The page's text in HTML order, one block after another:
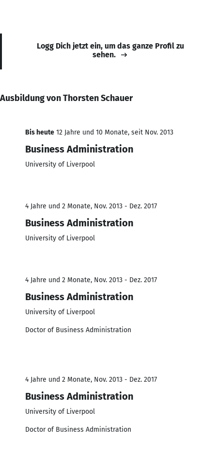
Logg Dich jetzt ein, um das ganze Profil zu
sehen.
Ausbildung von Thorsten Schauer
Bis heute 12 Jahre und 10 Monate, seit Nov. 2013
Business Administration
University of Liverpool
4 Jahre und 2 Monate, Nov. 2013 - Dez. 2017
Business Administration
University of Liverpool
4 Jahre und 2 Monate, Nov. 2013 - Dez. 2017
Business Administration
University of Liverpool
Doctor of Business Administration
4 Jahre und 2 Monate, Nov. 2013 - Dez. 2017
Business Administration
University of Liverpool
Doctor of Business Administration